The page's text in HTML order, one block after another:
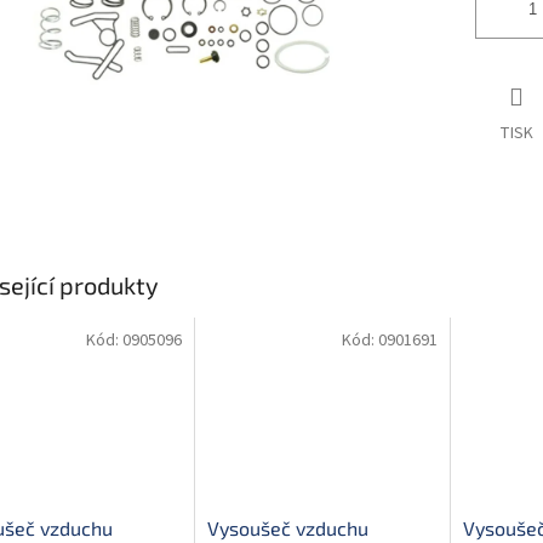
TISK
produkty
vzduchu
Kód: 0905096
Vysoušeč vzduchu
Kód: 0901691